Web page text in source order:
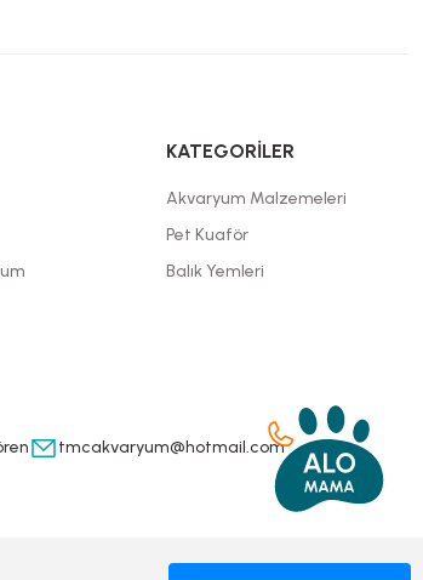
KATEGORİLER
Akvaryum Malzemeleri
Pet Kuaför
Balık Yemleri
tmcakvaryum@hotmail.com